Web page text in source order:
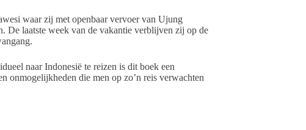
waar zij met openbaar vervoer van Ujung
De laatste week van de vakantie verblijven zij op de
naar Indonesië te reizen is dit boek een
onmogelijkheden die men op zo’n reis verwachten